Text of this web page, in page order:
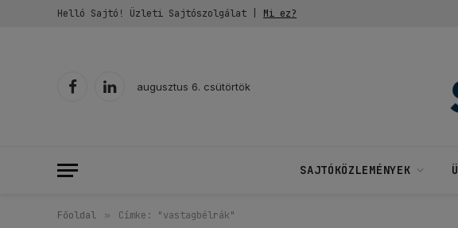
Helló Sajtó! Üzleti Sajtószolgálat | Mi ez?
FacebookLinkedIn
augusztus 6. csütörtök
SAJTÓKÖZLEMÉNYEK
Főoldal » Címke: "vastagbélrák"